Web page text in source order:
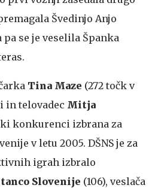
Švedinjo Anjo
se je veselila Španka
Tina Maze (272 točk v
in telovadec Mitja
konkurenci izbrana za
v letu 2005. DŠNS je za
igrah izbralo
Slovenije (106), veslača